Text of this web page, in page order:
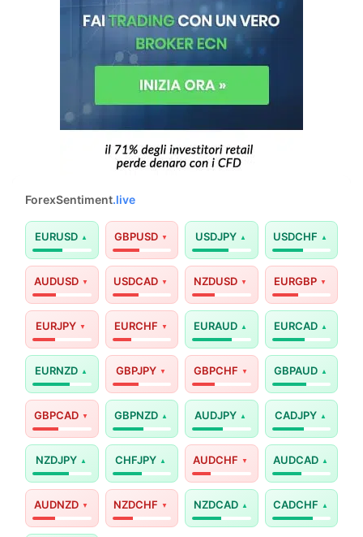
ForexSentiment.live
EURUSD GBPUSD USDJPY USDCHF
AUDUSD USDCAD NZDUSD EURGBP
EURJPY EURCHF EURAUD EURCAD
EURNZD GBPJPY GBPCHF GBPAUD
GBPCAD GBPNZD AUDJPY CADJPY
NZDJPY CHFJPY AUDCHF AUDCAD
AUDNZD NZDCHF NZDCAD CADCHF